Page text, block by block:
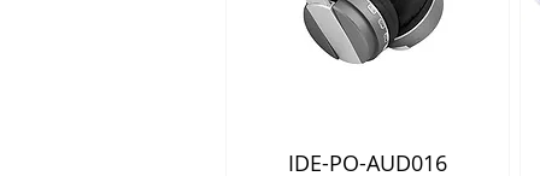
Vista rápida
IDE-PO-AUD016